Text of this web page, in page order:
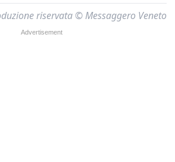
riservata © Messaggero Veneto